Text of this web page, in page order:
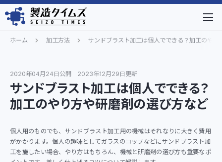
ホーム 加工方法 サンドブラスト加工は個人でできる？加工のやり
2020年04月24日公開 2023年12月29日更新
サンドブラスト加工は個人でできる？
加工のやり方や研磨剤の選び方など
個人用のものでも、サンドブラスト加工用の機械はそれなりに大きく費用
がかかります。個人の趣味としてガラスのコップなどにサンドブラスト加
工を施したい場合、やり方はもちろん、機械と研磨剤の選び方も重要なポ